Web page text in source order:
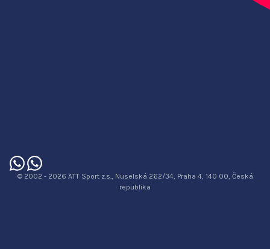
© 2002 - 2026 ATT Sport z.s., Nuselská 262/34, Praha 4, 140 00, Česká
republika